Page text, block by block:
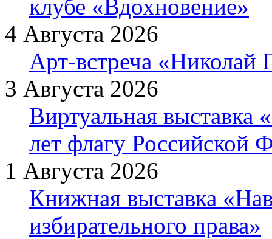
клубе «Вдохновение»
4 Августа 2026
Арт-встреча «Николай
3 Августа 2026
Виртуальная выставка
лет флагу Российской
1 Августа 2026
Книжная выставка
избирательного права»